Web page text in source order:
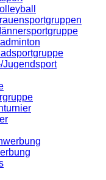
Jugendsport